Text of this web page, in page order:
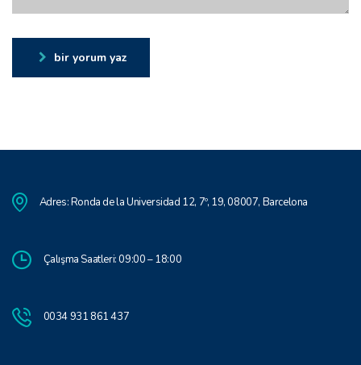
bir yorum yaz
Adres: Ronda de la Universidad 12, 7º, 19, 08007, Barcelona
Çalışma Saatleri: 09:00 – 18:00
0034 931 861 437